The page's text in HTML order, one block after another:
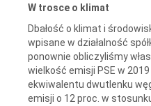
W trosce o klimat
Dbałość o klimat i
wpisane w działalność
ponownie obliczyliśmy
wielkość emisji PSE w
ekwiwalentu dwutlenku
emisji o 12 proc. w